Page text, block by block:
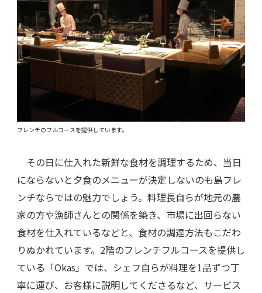
フレンチのフルコースを提供しています。
その日に仕入れた新鮮な食材を調理するため、当日
にならないと夕食のメニューが決定しないのも島フレ
ンチならではの魅力でしょう。料理長自らが地元の農
家の方や漁師さんとの関係を築き、市場に出回らない
食材を仕入れているなどと、食材の調達方法もこだわ
りぬかれています。2階のフレンチフルコースを提供し
ている「Okas」では、シェフ自らが料理を1品ずつ丁
寧に運び、お客様に説明してくださるなど、サービス